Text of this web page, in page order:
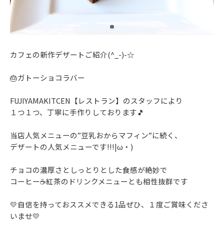
カフェの新作デザートご紹介(^_-)-☆
🎂ガトーショコラバー
FUJIYAMAKITCEN【レストラン】のスタッフにより
１つ１つ、丁寧に手作りしております🎵
当店人気メニューの”豆乳おからマフィン”に続く、
デザートの人気メニューです!!!|ω・)
チョコの濃厚さとしっとりとした食感が絶妙で
コーヒー☕紅茶のドリンクメニューとも相性抜群です
💛自信を持っておススメできる1品ぜひ、１度ご賞味くださ
いませ💛